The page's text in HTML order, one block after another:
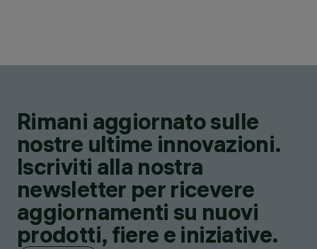
Rimani aggiornato sulle
nostre ultime innovazioni.
Iscriviti alla nostra
newsletter per ricevere
aggiornamenti su nuovi
prodotti, fiere e iniziative.